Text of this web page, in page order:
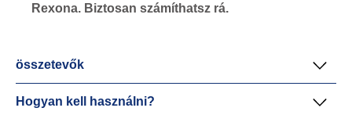
Rexona. Biztosan számíthatsz rá.
összetevők
Hogyan kell használni?